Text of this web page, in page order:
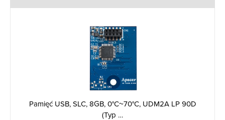
Pamięć USB, SLC, 8GB, 0°C~70°C, UDM2A LP 90D
(Typ …